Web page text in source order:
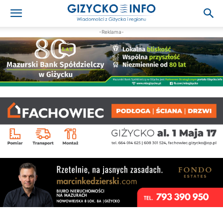
-Reklama-